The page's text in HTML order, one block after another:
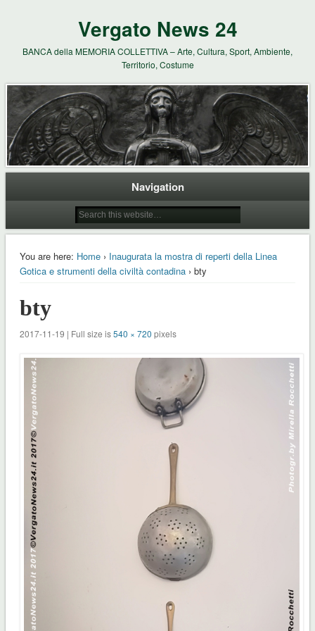
Vergato News 24
BANCA della MEMORIA COLLETTIVA – Arte, Cultura, Sport, Ambiente,
Territorio, Costume
Navigation
You are here: Home› Inaugurata la mostra di reperti della Linea
Gotica e strumenti della civiltà contadina› bty
bty
2017-11-19 | Full size is540 × 720 pixels